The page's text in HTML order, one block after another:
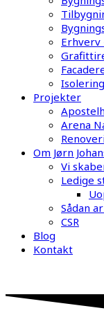
Erhverv
Isolering
Projekter
Arena
Om Jørn
Vi
Ledige
Sådan
CSR
Blog
Kontakt